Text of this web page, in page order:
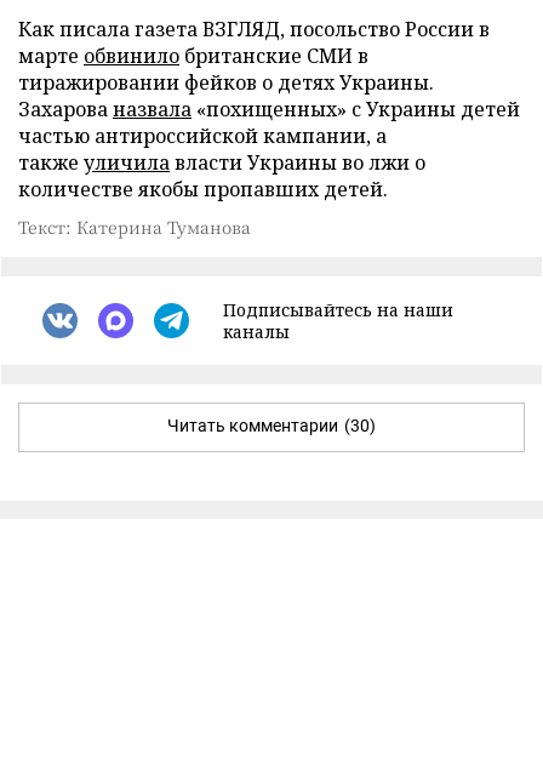
Как писала газета ВЗГЛЯД, посольство России в
марте обвинило британские СМИ в
тиражировании фейков о детях Украины.
Захарованазвала «похищенных» с Украины детей
частью антироссийской кампании, а
также уличилавласти Украины во лжи о
количестве якобы пропавших детей.
Текст: Катерина Туманова
Подписывайтесь на наши
каналы
Читать комментарии (30)